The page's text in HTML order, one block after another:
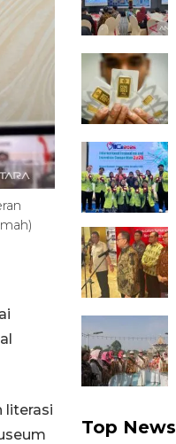
literasi
Top News